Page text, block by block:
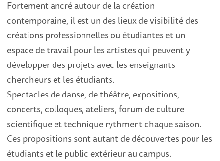
Fortement ancré autour de la création
contemporaine, il est un des lieux de visibilité des
créations professionnelles ou étudiantes et un
espace de travail pour les artistes qui peuvent y
développer des projets avec les enseignants
chercheurs et les étudiants.
Spectacles de danse, de théâtre, expositions,
concerts, colloques, ateliers, forum de culture
scientifique et technique rythment chaque saison.
Ces propositions sont autant de découvertes pour les
étudiants et le public extérieur au campus.